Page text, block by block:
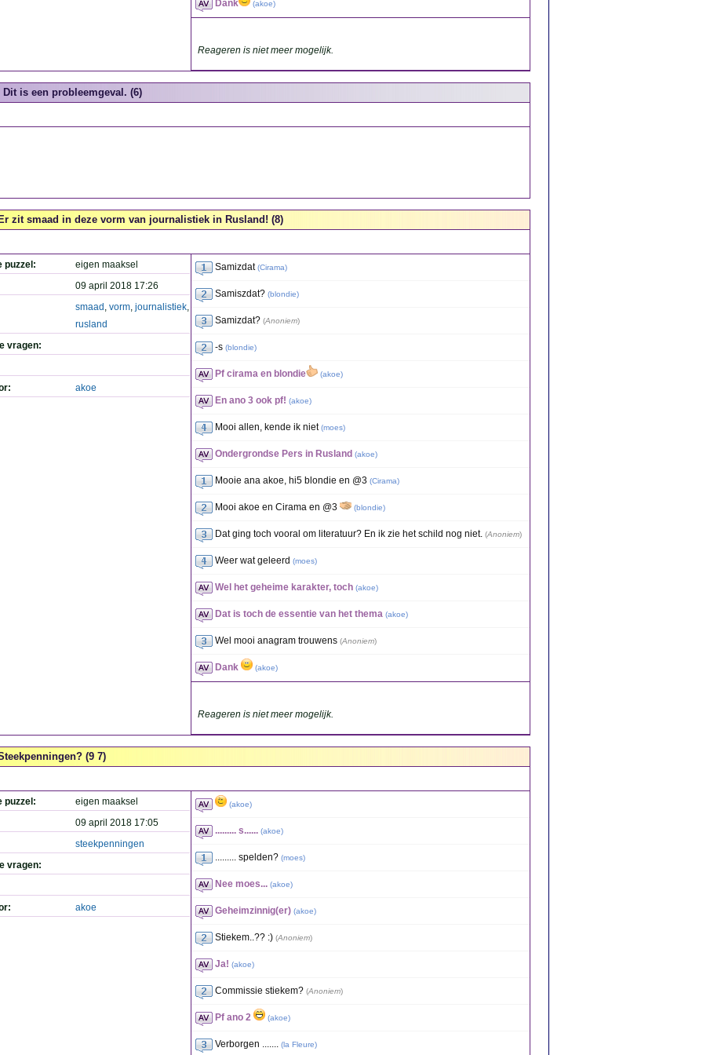
Dank (akoe)
Reageren is niet meer mogelijk.
Dit is een probleemgeval. (6)
zit smaad in deze vorm van journalistiek in Rusland! (8)
puzzel:
eigen maaksel
09 april 2018 17:26
smaad , vorm, journalistiek,
rusland
vragen:
akoe
Samizdat (Cirama)
Samiszdat? (blondie)
Samizdat? (Anoniem)
-s (blondie)
Pf cirama en blondie (akoe)
En ano 3 ook pf! (akoe)
Mooi allen, kende ik niet (moes)
Ondergrondse Pers in Rusland (akoe)
Mooie ana akoe, hi5 blondie en @3 (Cirama)
Mooi akoe en Cirama en @3 (blondie)
Dat ging toch vooral om literatuur? En ik zie het schild nog niet. (Anoniem)
Weer wat geleerd (moes)
Wel het geheime karakter, toch (akoe)
Dat is toch de essentie van het thema (akoe)
Wel mooi anagram trouwens (Anoniem)
Dank (akoe)
Reageren is niet meer mogelijk.
(9 7)
puzzel:
eigen maaksel
09 april 2018 17:05
steekpenningen
vragen:
akoe
(akoe)
......... s...... (akoe)
......... spelden? (moes)
Nee moes... (akoe)
Geheimzinnig(er) (akoe)
Stiekem..?? :) (Anoniem)
Ja! (akoe)
Commissie stiekem? (Anoniem)
Pf ano 2 (akoe)
Verborgen ....... (la Fleure)